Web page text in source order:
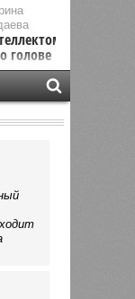
голове